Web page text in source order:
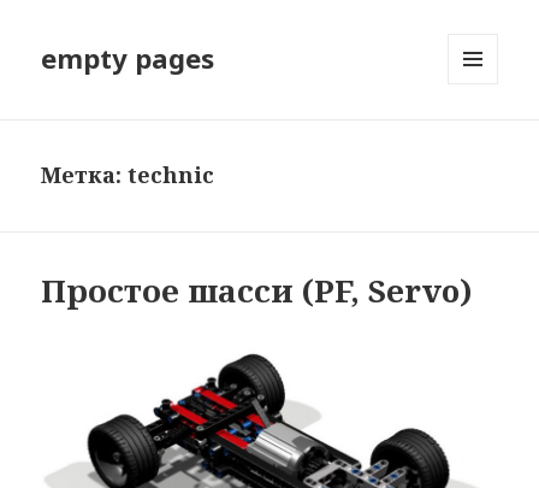
empty pages
Метка: technic
Простое шасси (PF, Servo)